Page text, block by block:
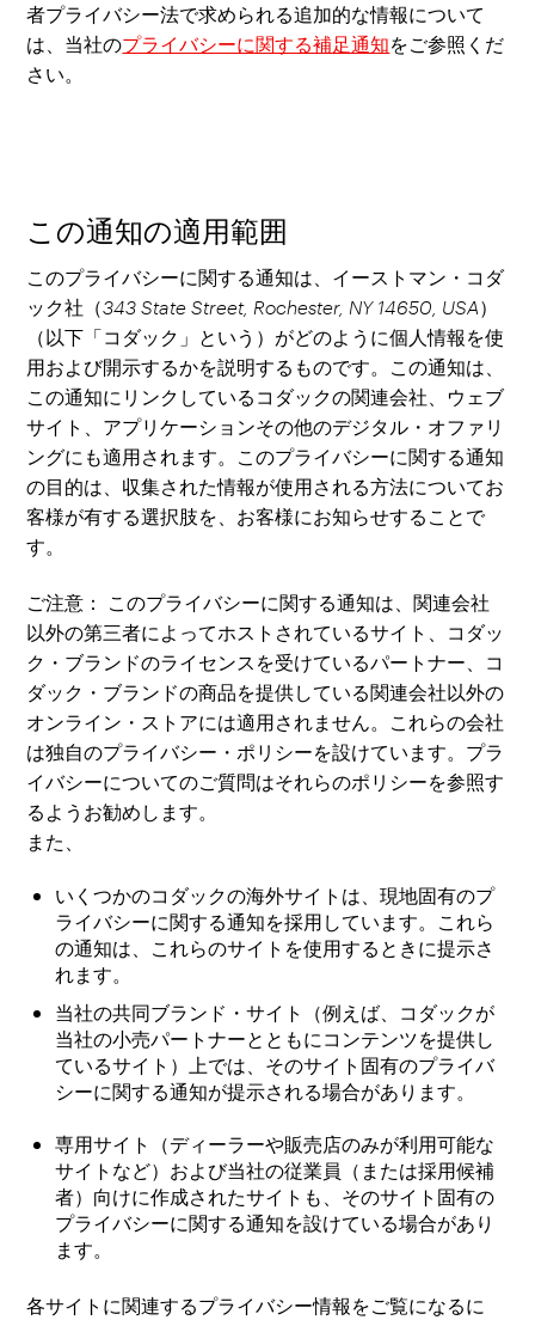
者プライバシー法で求められる追加的な情報について
は、当社のプライバシーに関する補足通知をご参照くだ
さい。
この通知の適用範囲
このプライバシーに関する通知は、イーストマン・コダ
ック社（343 State Street, Rochester, NY 14650, USA）
（以下「コダック」という）がどのように個人情報を使
用および開示するかを説明するものです。この通知は、
この通知にリンクしているコダックの関連会社、ウェブ
サイト、アプリケーションその他のデジタル・オファリ
ングにも適用されます。このプライバシーに関する通知
の目的は、収集された情報が使用される方法についてお
客様が有する選択肢を、お客様にお知らせすることで
す。
ご注意：
このプライバシーに関する通知は、関連会社
以外の第三者によってホストされているサイト、コダッ
ク・ブランドのライセンスを受けているパートナー、コ
ダック・ブランドの商品を提供している関連会社以外の
オンライン・ストアには適用されません。これらの会社
は独自のプライバシー・ポリシーを設けています。プラ
イバシーについてのご質問はそれらのポリシーを参照す
るようお勧めします。
また、
いくつかのコダックの海外サイトは、現地固有のプ
ライバシーに関する通知を採用しています。これら
の通知は、これらのサイトを使用するときに提示さ
れます。
当社の共同ブランド・サイト（例えば、コダックが
当社の小売パートナーとともにコンテンツを提供し
ているサイト）上では、そのサイト固有のプライバ
シーに関する通知が提示される場合があります。
専用サイト（ディーラーや販売店のみが利用可能な
サイトなど）および当社の従業員（または採用候補
者）向けに作成されたサイトも、そのサイト固有の
プライバシーに関する通知を設けている場合があり
ます。
各サイトに関連するプライバシー情報をご覧になるに